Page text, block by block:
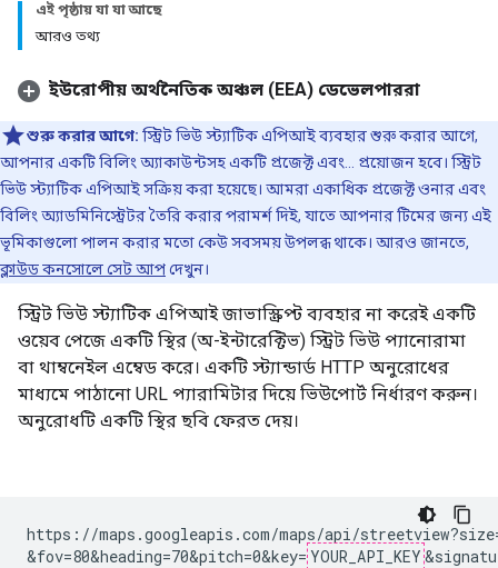
এই পৃষ্ঠায় যা যা আছে
আরও তথ্য
ইউরোপীয় অর্থনৈতিক অঞ্চল (EEA) ডেভেলপাররা
শুরু করার আগে: স্ট্রিট ভিউ স্ট্যাটিক এপিআই ব্যবহার শুরু করার আগে,
আপনার একটি বিলিং অ্যাকাউন্টসহ একটি প্রজেক্ট এবং... প্রয়োজন হবে। স্ট্রিট
ভিউ স্ট্যাটিক এপিআই সক্রিয় করা হয়েছে। আমরা একাধিক প্রজেক্ট ওনার এবং
বিলিং অ্যাডমিনিস্ট্রেটর তৈরি করার পরামর্শ দিই, যাতে আপনার টিমের জন্য এই
ভূমিকাগুলো পালন করার মতো কেউ সবসময় উপলব্ধ থাকে। আরও জানতে,
ক্লাউড কনসোলে সেট আপদেখুন।
স্ট্রিট ভিউ স্ট্যাটিক এপিআই জাভাস্ক্রিপ্ট ব্যবহার না করেই একটি
ওয়েব পেজে একটি স্থির (অ-ইন্টারেক্টিভ) স্ট্রিট ভিউ প্যানোরামা
বা থাম্বনেইল এম্বেড করে। একটি স্ট্যান্ডার্ড HTTP অনুরোধের
মাধ্যমে পাঠানো URL প্যারামিটার দিয়ে ভিউপোর্ট নির্ধারণ করুন।
অনুরোধটি একটি স্থির ছবি ফেরত দেয়।
https://maps.googleapis.com/maps/api/
&fov=80&heading=70&pitch=0&key= YOUR_API_KEY